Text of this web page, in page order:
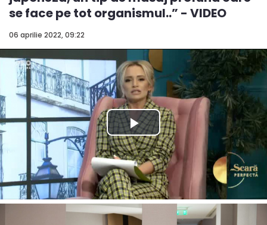
06 aprilie 2022, 09:22
se face pe tot organismul..” - VIDEO